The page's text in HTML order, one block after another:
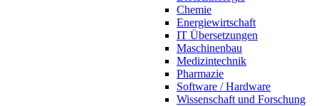
Chemie
Energiewirtschaft
IT Übersetzungen
Maschinenbau
Medizintechnik
Pharmazie
Software / Hardware
Wissenschaft und Forschung